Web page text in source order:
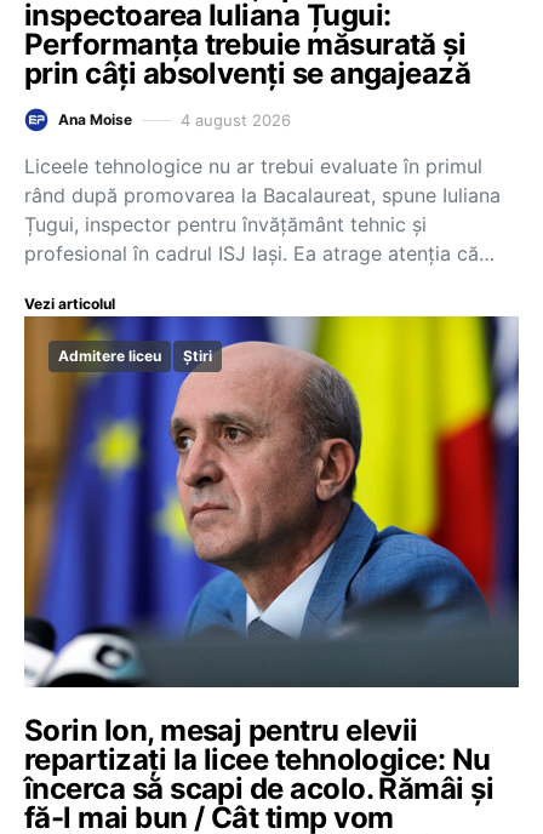
inspectoarea Iuliana Țugui:
Performanța trebuie măsurată și
prin câți absolvenți se angajează
Ana Moise 4 august 2026
Liceele tehnologice nu ar trebui evaluate în primul
rând după promovarea la Bacalaureat, spune Iuliana
Țugui, inspector pentru învățământ tehnic și
profesional în cadrul ISJ Iași. Ea atrage atenția că…
Vezi articolul
Admitere liceu Știri
Sorin Ion, mesaj pentru elevii
repartizați la licee tehnologice: Nu
încerca să scapi de acolo. Rămâi și
fă-l mai bun / Cât timp vom